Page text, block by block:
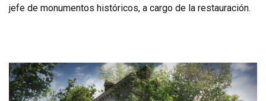
jefe de monumentos históricos, a cargo de la restauración.